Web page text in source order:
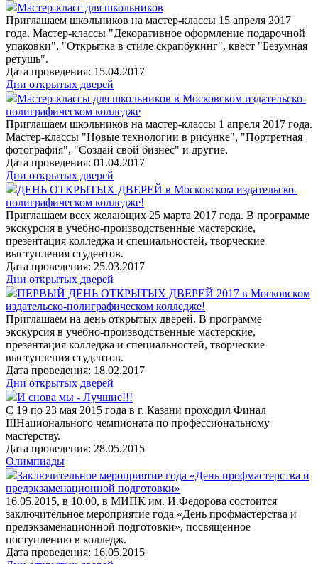
Мастер-класс для школьников
Приглашаем школьников на мастер-классы 15 апреля 2017
года. Мастер-классы "Декоративное оформление подарочной
упаковки", "Открытка в стиле скрапбукинг", квест "Безумная
ретушь".
Дата проведения: 15.04.2017
Дни открытых дверей
Мастер-классы для школьников в Московском издательско-
полиграфическом колледже
Приглашаем школьников на мастер-классы 1 апреля 2017 года.
Мастер-классы "Новые технологии в рисунке", "Портретная
фотография", "Создай свой бизнес" и другие.
Дата проведения: 01.04.2017
Дни открытых дверей
ДЕНЬ ОТКРЫТЫХ ДВЕРЕЙ в Московском издательско-
полиграфическом колледже!
Приглашаем всех желающих 25 марта 2017 года. В программе
экскурсия в учебно-производственные мастерские,
презентация колледжа и специальностей, творческие
выступления студентов.
Дата проведения: 25.03.2017
Дни открытых дверей
ПЕРВЫЙ ДЕНЬ ОТКРЫТЫХ ДВЕРЕЙ 2017 в Московском
издательско-полиграфическом колледже!
Приглашаем на день открытых дверей. В программе
экскурсия в учебно-производственные мастерские,
презентация колледжа и специальностей, творческие
выступления студентов.
Дата проведения: 18.02.2017
Дни открытых дверей
И снова мы - Лучшие!!!
С 19 по 23 мая 2015 года в г. Казани проходил Финал
IIIНационального чемпионата по профессиональному
мастерству.
Дата проведения: 28.05.2015
Олимпиады
Заключительное мероприятие года «День профмастерства и
предэкзаменационной подготовки»
16.05.2015, в 10.00, в МИПК им. И.Федорова состоится
заключительное мероприятие года «День профмастерства и
предэкзаменационной подготовки», посвященное
поступлению в колледж.
Дата проведения: 16.05.2015